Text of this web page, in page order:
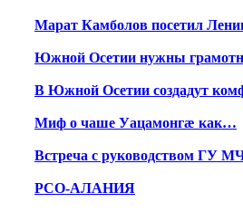
Марат Камболов посетил
Южной Осетии нужны
В Южной Осетии создадут
Миф о чаше Уацамонгæ как…
Встреча с руководством ГУ
РСО-АЛАНИЯ